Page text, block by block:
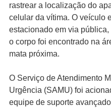
rastrear a localização do
celular da vítima. O veículo
estacionado em via pública,
o corpo foi encontrado na
mata próxima.
O Serviço de Atendimento
Urgência (SAMU) foi
equipe de suporte